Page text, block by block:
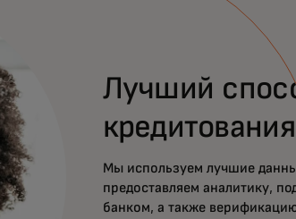
Лучший
кредитования
Мы используем лучшие
предоставляем аналитику,
банком, а также верификацию